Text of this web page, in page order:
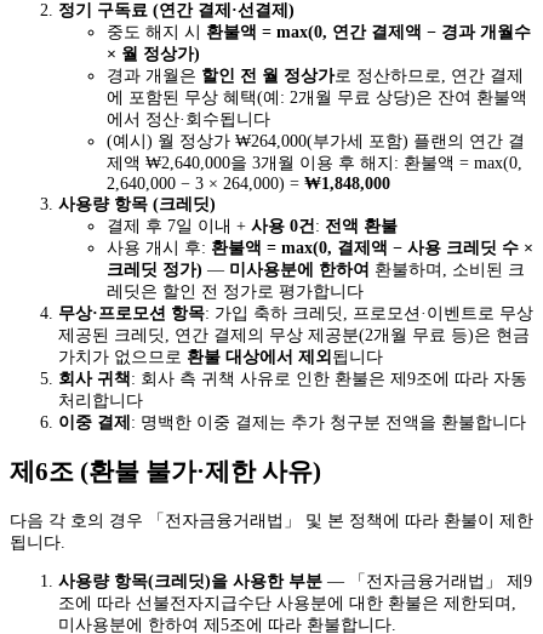
정기 구독료 (연간 결제·선결제)
중도 해지 시 환불액 = max(0, 연간 결제액 − 경과 개월수
× 월 정상가)
경과 개월은 할인 전 월 정상가로 정산하므로, 연간 결제
에 포함된 무상 혜택(예: 2개월 무료 상당)은 잔여 환불액
에서 정산·회수됩니다
(예시) 월 정상가 ₩264,000(부가세 포함) 플랜의 연간 결
제액 ₩2,640,000을 3개월 이용 후 해지: 환불액 = max(0,
2,640,000 − 3 × 264,000) = ₩1,848,000
사용량 항목 (크레딧)
결제 후 7일 이내 + 사용 0건: 전액 환불
사용 개시 후: 환불액 = max(0, 결제액 − 사용 크레딧 수 ×
크레딧 정가) — 미사용분에 한하여 환불하며, 소비된 크
레딧은 할인 전 정가로 평가합니다
무상·프로모션 항목: 가입 축하 크레딧, 프로모션·이벤트로 무상
제공된 크레딧, 연간 결제의 무상 제공분(2개월 무료 등)은 현금
가치가 없으므로 환불 대상에서 제외 됩니다
회사 귀책 : 회사 측 귀책 사유로 인한 환불은 제9조에 따라 자동
처리합니다
이중 결제 : 명백한 이중 결제는 추가 청구분 전액을 환불합니다
제6조 (환불 불가·제한 사유)
다음 각 호의 경우 「전자금융거래법」 및 본 정책에 따라 환불이 제한
됩니다.
사용량 항목(크레딧)을 사용한 부분 — 「전자금융거래법」 제9
조에 따라 선불전자지급수단 사용분에 대한 환불은 제한되며,
미사용분에 한하여 제5조에 따라 환불합니다.